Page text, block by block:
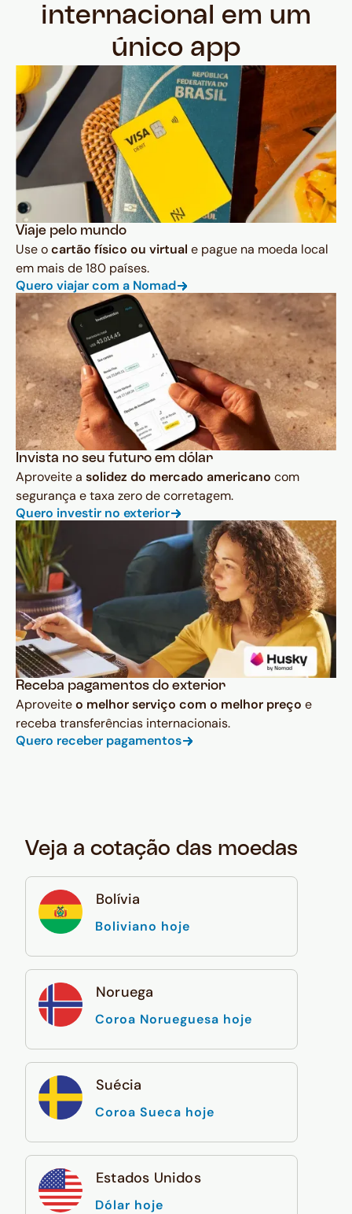
internacional em um
único app
Viaje pelo mundo
Use ocartão físico ou virtual e pague na moeda local
em mais de 180 países.
Quero viajar com a Nomad
Invista no seu futuro em dólar
Aproveite a solidez do mercado americano com
segurança e taxa zero de corretagem.
Quero investir no exterior
Receba pagamentos do exterior
Aproveiteo melhor serviço com o melhor preço e
receba transferências internacionais.
Quero receber pagamentos
Veja a cotação das moedas
Bolívia
Boliviano hoje
Noruega
Coroa Norueguesa hoje
Suécia
Coroa Sueca hoje
Estados Unidos
Dólar hoje